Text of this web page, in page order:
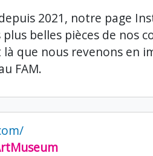
2021, notre page
plus belles pièces de nos
que nous revenons en
FAM.